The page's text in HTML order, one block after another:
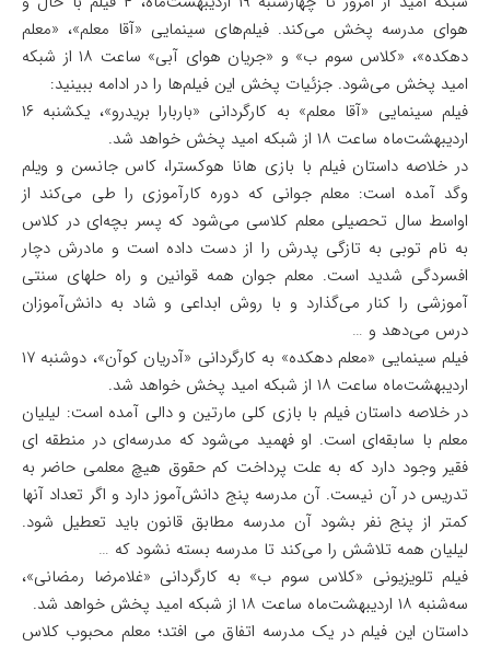
هوای مدرسه پخش می‌کند. فیلم‌های سینمایی «آقا معلم»، «معلم
دهکده»، «کلاس سوم ب» و «جریان هوای آبی» ساعت ۱۸ از شبکه
امید پخش می‌شود. جزئیات پخش این فیلم‌ها را در ادامه ببینید:
فیلم سینمایی «آقا معلم» به کارگردانی «باربارا بریدرو»، یکشنبه ۱۶
اردیبهشت‌ماه ساعت ۱۸ از شبکه امید پخش خواهد شد.
در خلاصه داستان فیلم با بازی هانا هوکسترا، کاس جانسن و ویلم
وگد آمده است: معلم جوانی که دوره کارآموزی را طی می‌کند از
اواسط سال تحصیلی معلم کلاسی می‌شود که پسر بچه‌ای در کلاس
به نام توبی به تازگی پدرش را از دست داده است و مادرش دچار
افسردگی شدید است. معلم جوان همه قوانین و راه حلهای سنتی
آموزشی را کنار می‌گذارد و با روش ابداعی و شاد به دانش‌آموزان
درس می‌دهد و …
فیلم سینمایی «معلم دهکده» به کارگردانی «آدریان کوآن»، دوشنبه ۱۷
اردیبهشت‌ماه ساعت ۱۸ از شبکه امید پخش خواهد شد.
در خلاصه داستان فیلم با بازی کلی مارتین و دالی آمده است: لیلیان
معلم با سابقه‌ای است. او فهمید می‌شود که مدرسه‌ای در منطقه ای
فقیر وجود دارد که به علت پرداخت کم حقوق هیچ معلمی حاضر به
تدریس در آن نیست. آن مدرسه پنج دانش‌آموز دارد و اگر تعداد آنها
کمتر از پنج نفر بشود آن مدرسه مطابق قانون باید تعطیل شود.
لیلیان همه تلاشش را می‌کند تا مدرسه بسته نشود که …
فیلم تلویزیونی «کلاس سوم ب» به کارگردانی «غلامرضا رمضانی»،
سه‌شنبه ۱۸ اردیبهشت‌ماه ساعت ۱۸ از شبکه امید پخش خواهد شد.
داستان این فیلم در یک مدرسه اتفاق می افتد؛ معلم محبوب کلاس